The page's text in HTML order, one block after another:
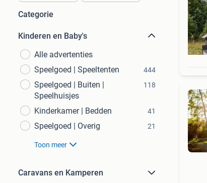
Categorie
Kinderen en Baby's
Alle advertenties
Speelgoed | Speeltenten
444
Speelgoed | Buiten |
Speelhuisjes
118
Kinderkamer | Bedden 41
Speelgoed | Overig 21
Toon meer
Caravans en Kamperen